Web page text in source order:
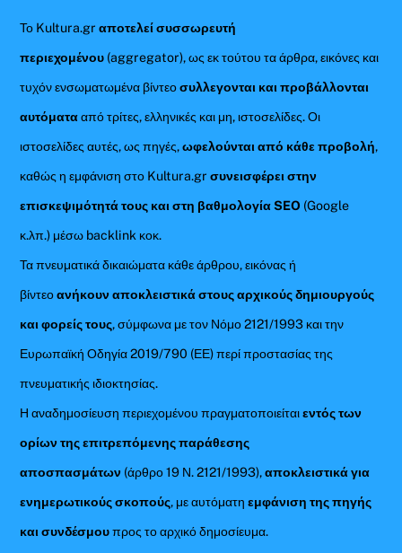
Το Kultura.grαποτελεί συσσωρευτή
περιεχομένου (aggregator), ως εκ τούτου τα άρθρα, εικόνες και
τυχόν ενσωματωμένα βίντεοσυλλεγονται και προβάλλονται
αυτόματααπό τρίτες, ελληνικές και μη, ιστοσελίδες. Οι
ιστοσελίδες αυτές, ως πηγές,ωφελούνται από κάθε προβολή,
καθώς η εμφάνιση στο Kultura.gr συνεισφέρει στην
επισκεψιμότητά τους και στη βαθμολογία SEO (Google
κ.λπ.) μέσω backlink κοκ.
Τα πνευματικά δικαιώματα κάθε άρθρου, εικόνας ή
βίντεοανήκουν αποκλειστικά στους αρχικούς δημιουργούς
και φορείς τους, σύμφωνα με τον Νόμο 2121/1993 και την
Ευρωπαϊκή Οδηγία 2019/790 (ΕΕ) περί προστασίας της
πνευματικής ιδιοκτησίας.
Η αναδημοσίευση περιεχομένου πραγματοποιείταιεντός των
ορίων της επιτρεπόμενης παράθεσης
αποσπασμάτων (άρθρο 19 Ν. 2121/1993),αποκλειστικά για
ενημερωτικούς σκοπούς, με αυτόματηεμφάνιση της πηγής
και συνδέσμουπρος το αρχικό δημοσίευμα.